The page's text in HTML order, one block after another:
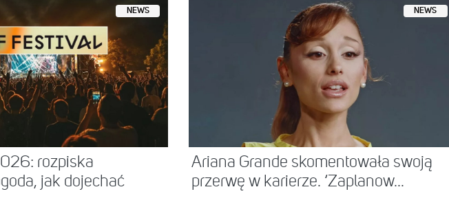
NEWS
rozpiska
jak dojechać
NEWS
Ariana Grande skomentowała swoją
przerwę w karierze. ‘Zaplanow...